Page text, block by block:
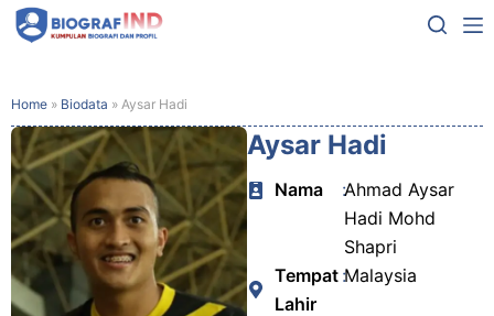
Home » Biodata » Aysar Hadi
Aysar Hadi
Nama :Ahmad Aysar
Hadi Mohd
Shapri
Tempat
Lahir
:Malaysia